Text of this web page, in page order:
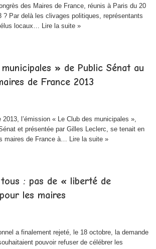
des Maires de France, réunis à Paris du 20
? Par delà les clivages politiques, représentants
locaux… Lire la suite »
» de Public Sénat au
de France 2013
2013, l’émission « Le Club des municipales »,
et présentée par Gilles Leclerc, se tenait en
maires de France à… Lire la suite »
: pas de « liberté de
les maires
a finalement rejeté, le 18 octobre, la demande
pouvoir refuser de célébrer les